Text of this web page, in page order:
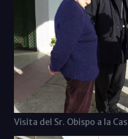
Visita del Sr. Obispo a la